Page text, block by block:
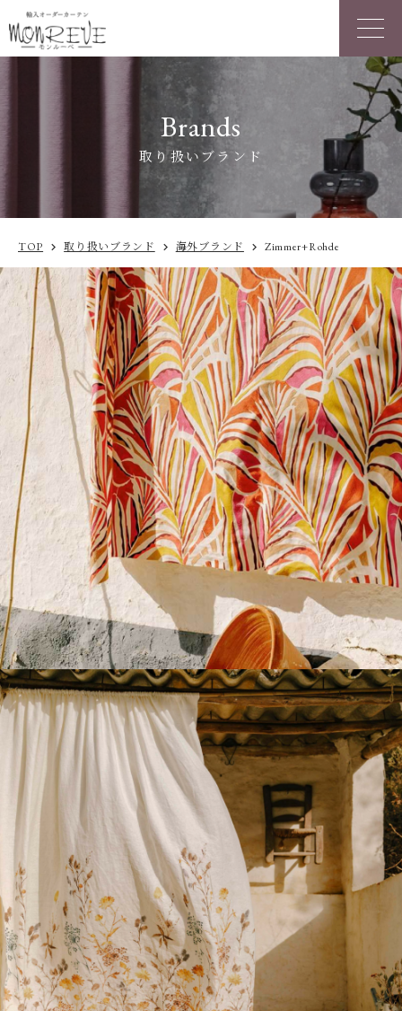
Brands
取り扱いブランド
TOP chevron_right 取り扱いブランド chevron_right 海外ブランド chevron_right Zimmer+Rohde